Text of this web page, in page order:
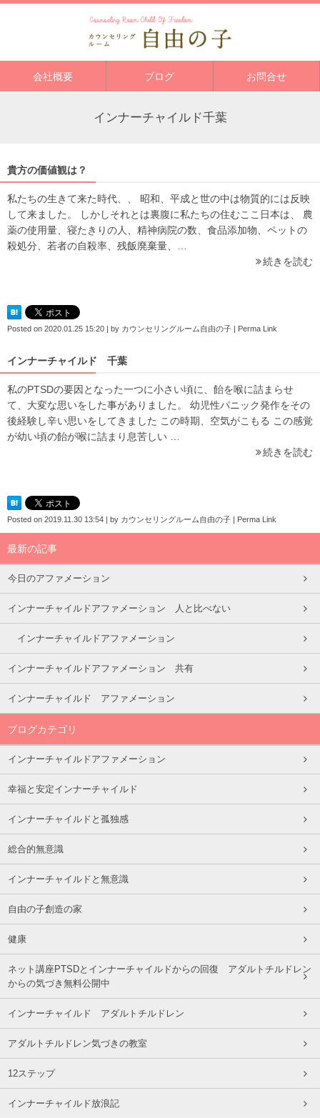
会社概要 ブログ お問合せ
インナーチャイルド千葉
貴方の価値観は？
私たちの生きて来た時代、、 昭和、平成と世の中は物質的には反映
して来ました。 しかしそれとは裏腹に私たちの住むここ日本は、 農
薬の使用量、寝たきりの人、精神病院の数、食品添加物、ペットの
殺処分、若者の自殺率、残飯廃棄量、…
続きを読む
Posted on 2020.01.25 15:20 | by カウンセリングルーム自由の子 | Perma Link
インナーチャイルド 千葉
私のPTSDの要因となった一つに小さい頃に、飴を喉に詰まらせ
て、大変な思いをした事がありました。 幼児性パニック発作をその
後経験し辛い思いをしてきました この時期、空気がこもる この感覚
が幼い頃の飴が喉に詰まり息苦しい …
続きを読む
Posted on 2019.11.30 13:54 by カウンセリングルーム自由の子 Perma Link
最新の記事
今日のアファメーション
インナーチャイルドアファメーション 人と比べない
インナーチャイルドアファメーション
インナーチャイルドアファメーション 共有
インナーチャイルド アファメーション
ブログカテゴリ
インナーチャイルドアファメーション
幸福と安定インナーチャイルド
インナーチャイルドと孤独感
総合的無意識
インナーチャイルドと無意識
自由の子創造の家
健康
ネット講座PTSDとインナーチャイルドからの回復 アダルトチルドレン
からの気づき無料公開中
インナーチャイルド アダルトチルドレン
アダルトチルドレン気づきの教室
12ステップ
インナーチャイルド放浪記